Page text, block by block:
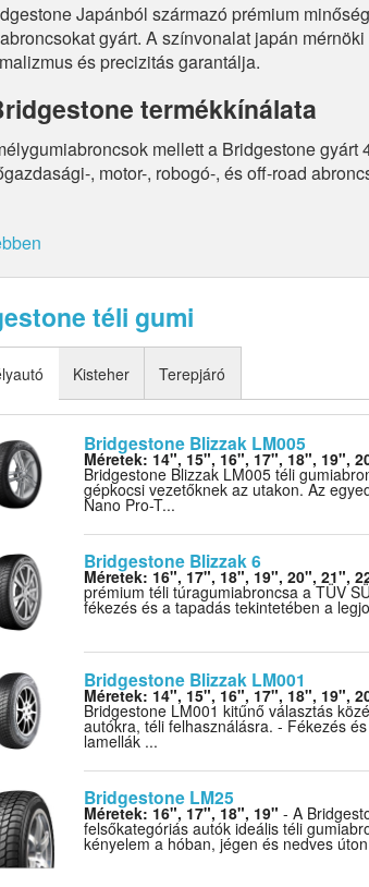
Japánból származó prémium
gyárt. A színvonalat japán mérnöki
és precizitás garantálja.
termékkínálata
mellett a Bridgestone gyárt
, motor-, robogó-, és off-road
téli gumi
Bridgestone Blizzak LM005
Méretek: 14", 15", 16", 17", 18", 19",
Bridgestone Blizzak LM005 téli
gépkocsi vezetőknek az utakon. Az
Nano Pro-T...
Bridgestone Blizzak 6
Méretek: 16", 17", 18", 19", 20", 21",
prémium téli túragumiabroncsa a TÜV
fékezés és a tapadás tekintetében a
Bridgestone Blizzak LM001
Méretek: 14", 15", 16", 17", 18", 19",
Bridgestone LM001 kitűnő választás
autókra, téli felhasználásra. - Fékezés
lamellák ...
Bridgestone LM25
Méretek: 16", 17", 18", 19" - A
felsőkategóriás autók ideális téli
kényelem a hóban, jégen és nedves
Kisteher Terepjáró